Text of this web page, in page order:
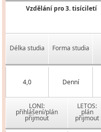
Vzdělání pro 3. tisíciletí
Délka studia Forma studia
4,0 Denní
LONI:
přihlášení/plán
přijmout
LETOS:
plán
přijmout